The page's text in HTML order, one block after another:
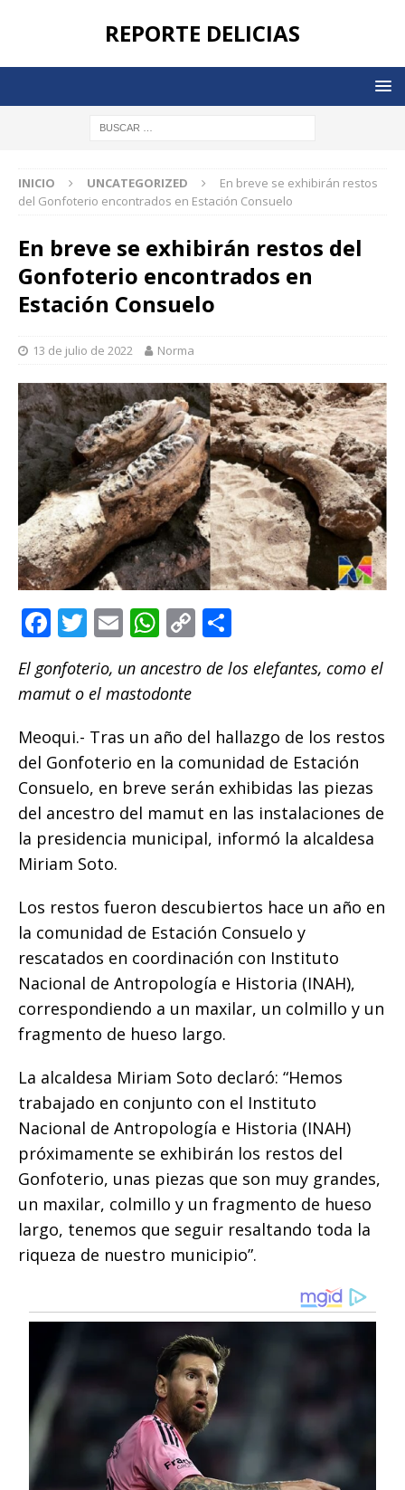
REPORTE DELICIAS
INICIO UNCATEGORIZED
En breve se exhibirán restos
del Gonfoterio encontrados en Estación Consuelo
En breve se exhibirán restos del
Gonfoterio encontrados en
Estación Consuelo
13 de julio de 2022 Norma
F
a
c
e
b
o
o
k
T
it
te
r
E
ai
l
W
at
s
A
p
p
C
p
Li
n
k
o
m
ar
ti
r
El gonfoterio, un ancestro de los elefantes, como el
mamut o el mastodonte
Meoqui.- Tras un año del hallazgo de los restos
del Gonfoterio en la comunidad de Estación
Consuelo, en breve serán exhibidas las piezas
del ancestro del mamut en las instalaciones de
la presidencia municipal, informó la alcaldesa
Miriam Soto.
Los restos fueron descubiertos hace un año en
la comunidad de Estación Consuelo y
rescatados en coordinación con Instituto
Nacional de Antropología e Historia (INAH),
correspondiendo a un maxilar, un colmillo y un
fragmento de hueso largo.
La alcaldesa Miriam Soto declaró: “Hemos
trabajado en conjunto con el Instituto
Nacional de Antropología e Historia (INAH)
próximamente se exhibirán los restos del
Gonfoterio, unas piezas que son muy grandes,
un maxilar, colmillo y un fragmento de hueso
largo, tenemos que seguir resaltando toda la
riqueza de nuestro municipio”.